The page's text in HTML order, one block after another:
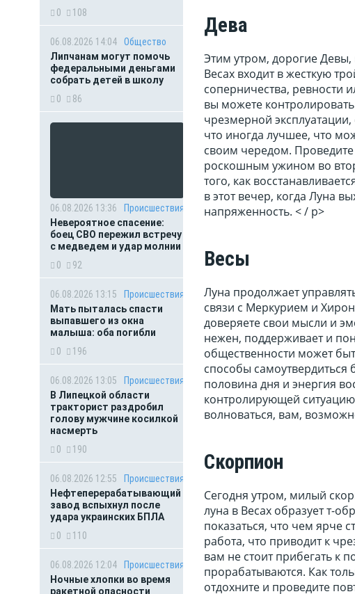
0
108
06.08.2026 14:04
Общество
Липчанам могут помочь
федеральными деньгами
собрать детей в школу
0
86
06.08.2026 13:36
Происшествия
Невероятное спасение:
боец СВО пережил встречу
с медведем и удар молнии
0
92
06.08.2026 13:15
Происшествия
Мать пыталась спасти
выпавшего из окна
малыша: оба погибли
0
196
06.08.2026 13:05
Происшествия
В Липецкой области
тракторист раздробил
голову мужчине косилкой
насмерть
0
190
06.08.2026 12:55
Происшествия
Нефтеперерабатывающий
завод вспыхнул после
удара украинских БПЛА
0
110
06.08.2026 12:04
Происшествия
Ночные хлопки во время
ракетной опасности
Дева
Этим утром, дорогие Девы,
Весах входит в жесткую
соперничества, ревности
вы можете
чрезмерной
что иногда лучшее, что
своим чередом.
роскошным ужином во
того, как
в этот вечер, когда Луна
напряженность. < / p>
Весы
Луна продолжает
связи с Меркурием и
доверяете свои мысли и
нежен, поддерживает и
общественности может
способы самоутвердиться
половина дня и энергия
контролирующей
волноваться, вам,
Скорпион
Сегодня утром, милый
луна в Весах образует т-
показаться, что чем ярче
работа, что приводит к
вам не стоит прибегать к
прорабатываются. Как
отдохните и проведите